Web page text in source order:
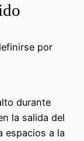
por
durante
la salida del
espacios a la